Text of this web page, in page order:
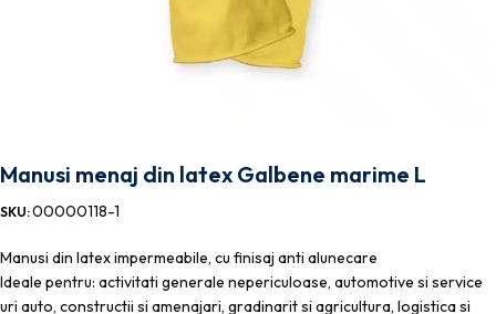
Manusi menaj din latex Galbene marime L
SKU:00000118-1
Manusi din latex impermeabile, cu finisaj anti alunecare
Ideale pentru: activitati generale nepericuloase, automotive si service
uri auto, constructii si amenajari, gradinarit si agricultura, logistica si